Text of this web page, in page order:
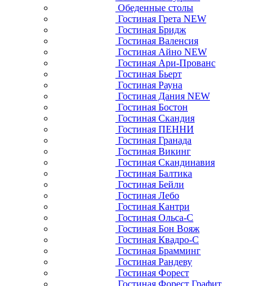
Обеденные столы
Гостиная Грета NEW
Гостиная Бридж
Гостиная Валенсия
Гостиная Айно NEW
Гостиная Ари-Прованс
Гостиная Бьерт
Гостиная Рауна
Гостиная Дания NEW
Гостиная Бостон
Гостиная Скандия
Гостиная ПЕННИ
Гостиная Гранада
Гостиная Викинг
Гостиная Скандинавия
Гостиная Балтика
Гостиная Бейли
Гостиная Лебо
Гостиная Кантри
Гостиная Ольса-С
Гостиная Бон Вояж
Гостиная Квадро-С
Гостиная Брамминг
Гостиная Рандеву
Гостиная Форест
Гостиная Форест Графит